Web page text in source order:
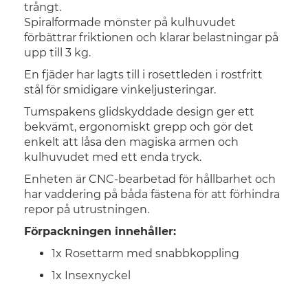
trångt.
Spiralformade mönster på kulhuvudet
förbättrar friktionen och klarar belastningar på
upp till 3 kg.
En fjäder har lagts till i rosettleden i rostfritt
stål för smidigare vinkeljusteringar.
Tumspakens glidskyddade design ger ett
bekvämt, ergonomiskt grepp och gör det
enkelt att låsa den magiska armen och
kulhuvudet med ett enda tryck.
Enheten är CNC-bearbetad för hållbarhet och
har vaddering på båda fästena för att förhindra
repor på utrustningen.
Förpackningen innehåller:
1x Rosettarm med snabbkoppling
1x Insexnyckel